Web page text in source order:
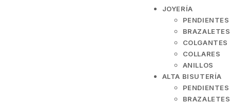
JOYERÍA
PENDIENTES
COLGANTES
COLLARES
ANILLOS
ALTA BISUTERÍA
PENDIENTES